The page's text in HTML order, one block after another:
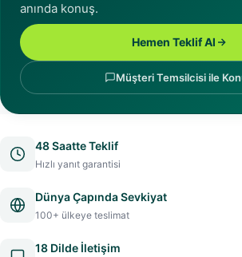
anında konuş.
Hemen Teklif Al
Müşteri Temsilcisi ile
48 Saatte Teklif
Hızlı yanıt garantisi
Dünya Çapında Sevkiyat
100+ ülkeye teslimat
18 Dilde İletişim